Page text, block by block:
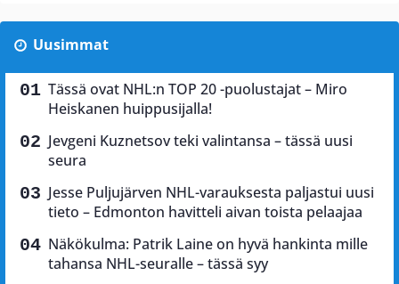
Uusimmat
Tässä ovat NHL:n TOP 20 -puolustajat – Miro
Heiskanen huippusijalla!
Jevgeni Kuznetsov teki valintansa – tässä uusi
seura
Jesse Puljujärven NHL-varauksesta paljastui uusi
tieto – Edmonton havitteli aivan toista pelaajaa
Näkökulma: Patrik Laine on hyvä hankinta mille
tahansa NHL-seuralle – tässä syy